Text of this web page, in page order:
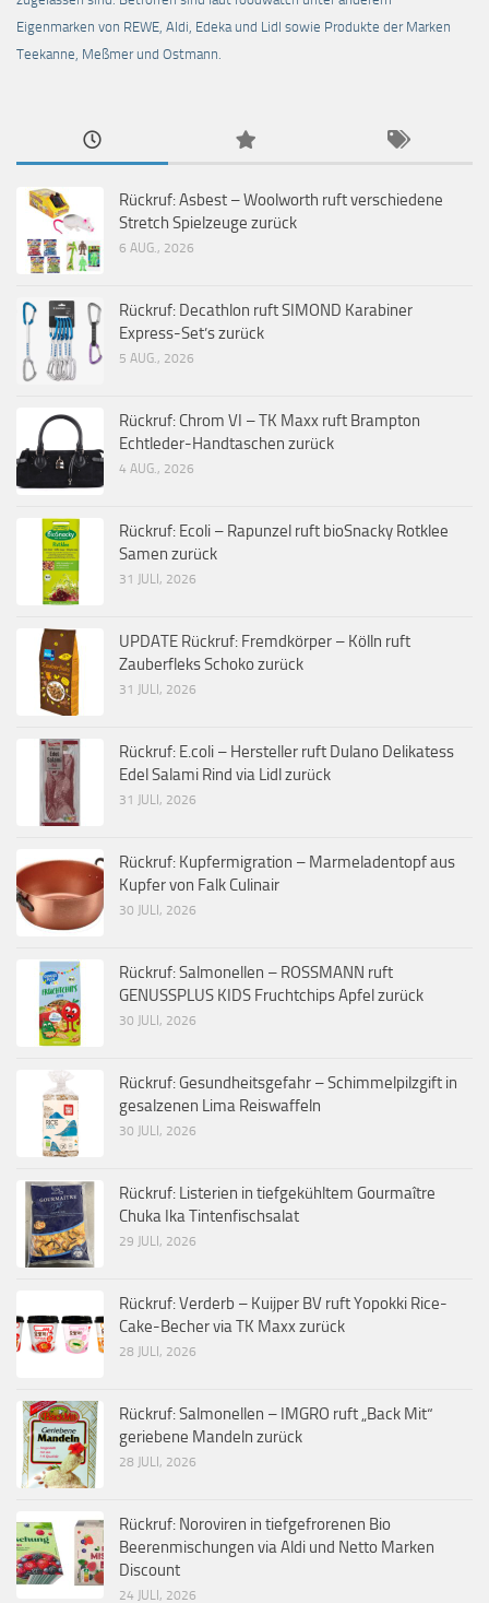
Eigenmarken von REWE, Aldi, Edeka und Lidl sowie Produkte der Marken
Teekanne, Meßmer und Ostmann.
Rückruf: Asbest – Woolworth ruft verschiedene
Stretch Spielzeuge zurück
6 AUG., 2026
Rückruf: Decathlon ruft SIMOND Karabiner
Express-Set’s zurück
5 AUG., 2026
Rückruf: Chrom VI – TK Maxx ruft Brampton
Echtleder-Handtaschen zurück
4 AUG., 2026
Rückruf: Ecoli – Rapunzel ruft bioSnacky Rotklee
Samen zurück
31 JULI, 2026
UPDATE Rückruf: Fremdkörper – Kölln ruft
Zauberfleks Schoko zurück
31 JULI, 2026
Rückruf: E.coli – Hersteller ruft Dulano Delikatess
Edel Salami Rind via Lidl zurück
31 JULI, 2026
Rückruf: Kupfermigration – Marmeladentopf aus
Kupfer von Falk Culinair
30 JULI, 2026
Rückruf: Salmonellen – ROSSMANN ruft
GENUSSPLUS KIDS Fruchtchips Apfel zurück
30 JULI, 2026
Rückruf: Gesundheitsgefahr – Schimmelpilzgift in
gesalzenen Lima Reiswaffeln
30 JULI, 2026
Rückruf: Listerien in tiefgekühltem Gourmaître
Chuka Ika Tintenfischsalat
29 JULI, 2026
Rückruf: Verderb – Kuijper BV ruft Yopokki Rice-
Cake-Becher via TK Maxx zurück
28 JULI, 2026
Rückruf: Salmonellen – IMGRO ruft „Back Mit“
geriebene Mandeln zurück
28 JULI, 2026
Rückruf: Noroviren in tiefgefrorenen Bio
Beerenmischungen via Aldi und Netto Marken
Discount
24 JULI, 2026